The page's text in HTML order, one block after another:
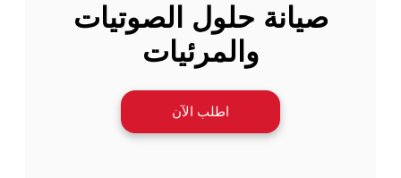
صيانة حلول الصوتيات
والمرئيات
اطلب الآن